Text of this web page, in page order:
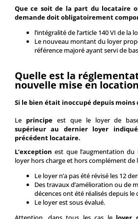
Que ce soit de la part du locataire
demande doit obligatoirement
l’intégralité de l’article 140 VI de la
Le nouveau montant du loyer
référence majoré ayant servi de
Quelle est la
nouvelle mise en
Si le bien était inoccupé depuis moins
Le principeest que le loyer de
supérieur au dernier loyer
précédent locataire.
L’exception est que l’augmentation
loyer hors charge et hors complément de
Le loyer n’a pas été révisé les 12
Des travaux d’amélioration ou de
décences ont été réalisés depuis le
Le loyer est sous évalué.